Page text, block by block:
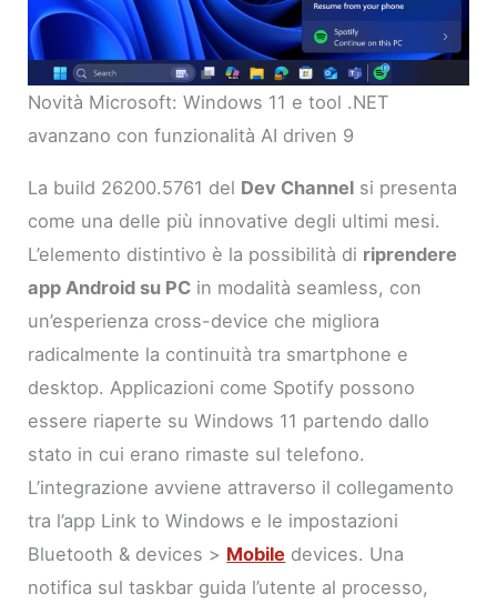
Novità Microsoft: Windows 11 e tool .NET
avanzano con funzionalità AI driven 9
La build 26200.5761 del Dev Channel si presenta
come una delle più innovative degli ultimi mesi.
L’elemento distintivo è la possibilità di riprendere
app Android su PC in modalità seamless, con
un’esperienza cross-device che migliora
radicalmente la continuità tra smartphone e
desktop. Applicazioni come Spotify possono
essere riaperte su Windows 11 partendo dallo
stato in cui erano rimaste sul telefono.
L’integrazione avviene attraverso il collegamento
tra l’app Link to Windows e le impostazioni
Bluetooth & devices > Mobile devices. Una
notifica sul taskbar guida l’utente al processo,